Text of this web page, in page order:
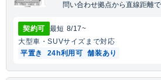
問い合わせ拠点から直線距離
契約可 最短 8/17~
大型車・SUVサイズまで対応
平置き
24h利用可 舗装あり